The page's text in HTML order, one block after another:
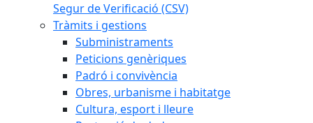
Segur de Verificació (CSV)
Tràmits i gestions
Subministraments
Peticions genèriques
Padró i convivència
Obres, urbanisme i habitatge
Cultura, esport i lleure